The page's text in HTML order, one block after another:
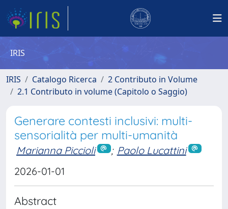
IRIS
IRIS Catalogo Ricerca
2 Contributo in Volume
2.1 Contributo in volume (Capitolo o Saggio)
Generare contesti inclusivi: multi-
sensorialità per multi-umanità
Marianna Piccioli ; Paolo Lucattini
2026-01-01
Abstract